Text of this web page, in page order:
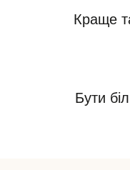
Краще
Бути